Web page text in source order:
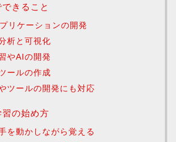
きること
リケーションの開発
析と可視化
やAIの開発
ールの作成
ツールの開発にも対応
の始め方
を動かしながら覚える